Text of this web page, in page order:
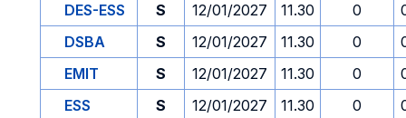
DES-ESS
S 12/01/2027 11.30 0
DSBA
S 12/01/2027 11.30 0
EMIT
S 12/01/2027 11.30 0
ESS
S 12/01/2027 11.30 0